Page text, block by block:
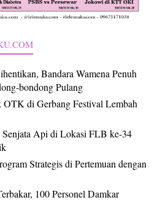
Bandara Wamena Penuh
bondong Pulang
di Gerbang Festival Lembah
Api di Lokasi FLB ke-34
Strategis di Pertemuan dengan
100 Personel Damkar